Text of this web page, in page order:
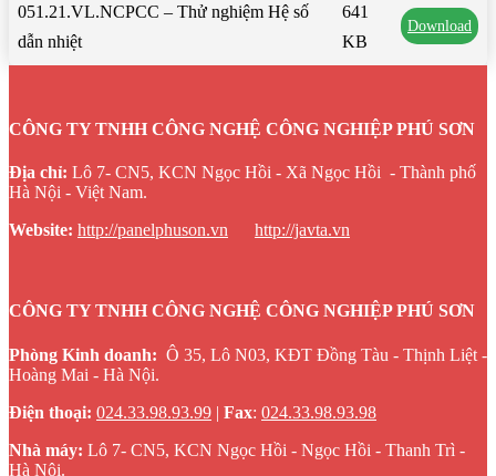
051.21.VL.NCPCC – Thử nghiệm Hệ số
dẫn nhiệt
641
KB
Download
CÔNG TY TNHH CÔNG NGHỆ CÔNG NGHIỆP PHÚ SƠN
Địa chỉ: Lô 7- CN5, KCN Ngọc Hồi - Xã Ngọc Hồi - Thành phố
Hà Nội - Việt Nam.
Website: http://panelphuson.vn http://javta.vn
CÔNG TY TNHH CÔNG NGHỆ CÔNG NGHIỆP PHÚ SƠN
Phòng Kinh doanh: Ô 35, Lô N03, KĐT Đồng Tàu - Thịnh Liệt -
Hoàng Mai - Hà Nội.
Điện thoại: 024.33.98.93.99 | Fax: 024.33.98.93.98
Nhà máy: Lô 7- CN5, KCN Ngọc Hồi - Ngọc Hồi - Thanh Trì -
Hà Nội.